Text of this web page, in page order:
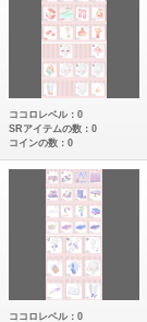
ココロレベル：0
SRアイテムの数：0
コインの数：0
ココロレベル：0